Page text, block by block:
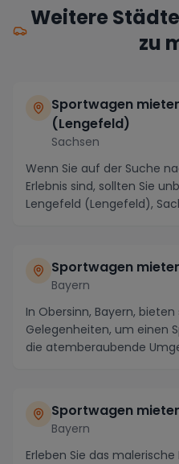
Weitere
zu
Sportwagen
(Lengefeld)
Sachsen
Wenn Sie auf der Suche
Erlebnis sind, sollten Sie
Lengefeld (Lengefeld),
Sportwagen
Bayern
In Obersinn, Bayern,
Gelegenheiten, um einen
die atemberaubende
Sportwagen
Bayern
Erleben Sie das